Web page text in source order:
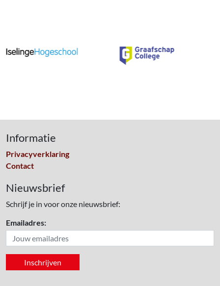
Informatie
Privacyverklaring
Contact
Nieuwsbrief
Schrijf je in voor onze nieuwsbrief:
Emailadres: